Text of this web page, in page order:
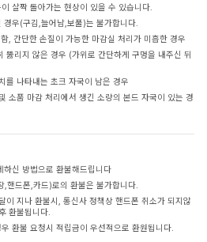
살짝 돌아가는 현상이 있을 수 있습니다.
우(구김,늘어남,보풀)는 불가합니다.
, 간단한 손질이 가능한 마감실 처리가 미흡한 경우
뚫리지 않은 경우 (가위로 간단하게 구멍을 내주신 뒤
를 나타내는 초크 자국이 남은 경우
소품 마감 처리에서 생긴 소량의 본드 자국이 있는 경
신 방법으로 환불해드립니다
핸드폰,카드)로의 환불은 불가합니다.
이 지나 환불시, 통신사 정책상 핸드폰 취소가 되지않
환불됩니다.
환불 요청시 적립금이 우선적으로 환원됩니다.